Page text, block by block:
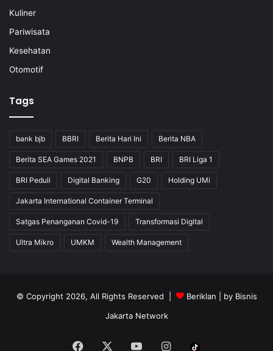
Kuliner
Pariwisata
Kesehatan
Otomotif
Tags
bank bjb BBRI Berita Hari Ini Berita NBA
Berita SEA Games 2021 BNPB BRI BRI Liga 1
BRI Peduli Digital Banking G20 Holding UMi
Jakarta International Container Terminal
Satgas Penanganan Covid-19 Transformasi Digital
Ultra Mikro UMKM Wealth Management
© Copyright 2026, All Rights Reserved | Beriklan | by Bisnis
Jakarta Network
Facebook YouTubeInstagram